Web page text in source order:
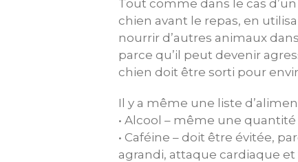
Tout comme dans le cas
chien avant le repas, en
nourrir d’autres animaux
parce qu’il peut devenir
chien doit être sorti pour
Il y a même une liste
• Alcool – même une
• Caféine – doit être évitée,
agrandi, attaque cardiaque